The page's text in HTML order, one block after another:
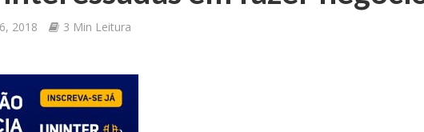
2018 3 Min Leitura